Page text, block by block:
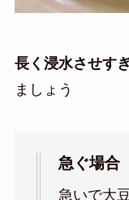
長く浸水させす
ましょう
急ぐ場合
急いで大